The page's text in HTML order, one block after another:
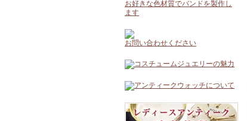
お好きな色材質でバンドを製作し
ます
お問い合わせください